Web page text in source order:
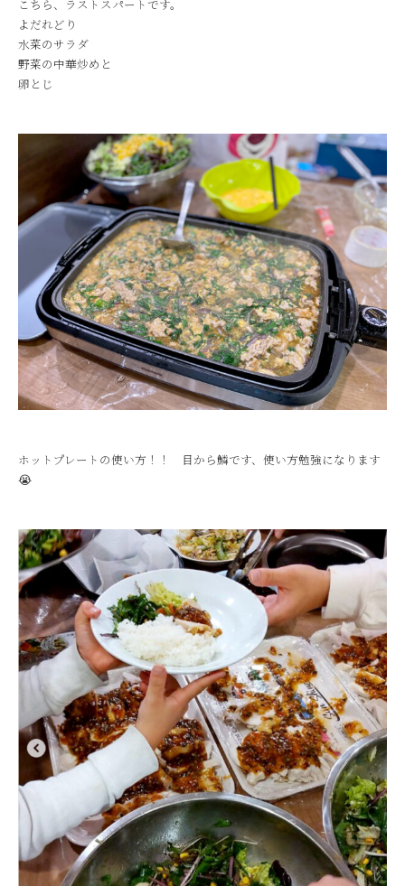
こちら、ラストスパートです。
よだれどり
水菜のサラダ
野菜の中華炒めと
卵とじ
ホットプレートの使い方！！ 目から鱗です、使い方勉強になります
😭